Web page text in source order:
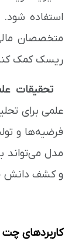
استفاده شود.
متخصصان
ریسک کمک
تحقیقات
علمی برای
فرضیه‌ها و
مدل می‌تواند
و کشف دانش
کاربردهای